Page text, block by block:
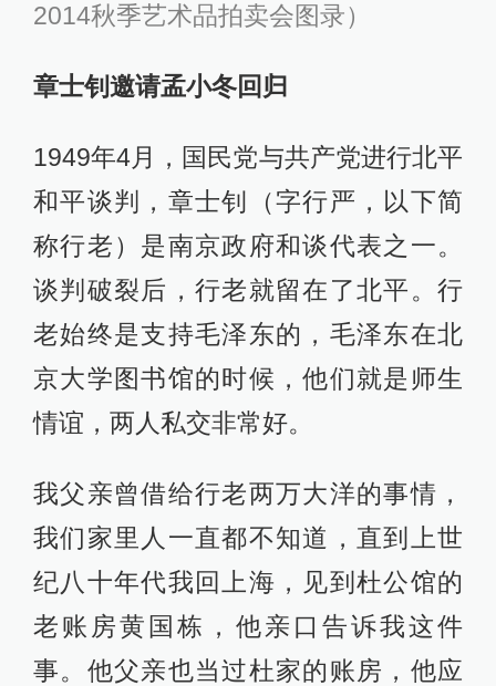
2014秋季艺术品拍卖会图录）
章士钊邀请孟小冬回归
1949年4月，国民党与共产党进行北平
和平谈判，章士钊（字行严，以下简
称行老）是南京政府和谈代表之一。
谈判破裂后，行老就留在了北平。行
老始终是支持毛泽东的，毛泽东在北
京大学图书馆的时候，他们就是师生
情谊，两人私交非常好。
我父亲曾借给行老两万大洋的事情，
我们家里人一直都不知道，直到上世
纪八十年代我回上海，见到杜公馆的
老账房黄国栋，他亲口告诉我这件
事。他父亲也当过杜家的账房，他应